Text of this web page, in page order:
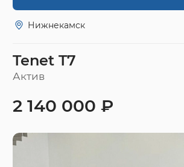
Нижнекамск
Tenet T7
Актив
2 140 000 ₽